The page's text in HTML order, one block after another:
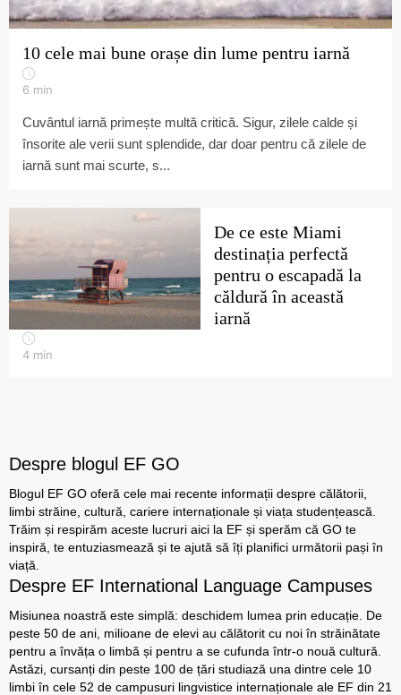
10 cele mai bune orașe din lume pentru iarnă
6 min
Cuvântul iarnă primește multă critică. Sigur, zilele calde și
însorite ale verii sunt splendide, dar doar pentru că zilele de
iarnă sunt mai scurte, s...
De ce este Miami
destinația perfectă
pentru o escapadă la
căldură în această
iarnă
4 min
Despre blogul EF GO
Blogul EF GO oferă cele mai recente informații despre călătorii,
limbi străine, cultură, cariere internaționale și viața studențească.
Trăim și respirăm aceste lucruri aici la EF și sperăm că GO te
inspiră, te entuziasmează și te ajută să îți planifici următorii pași în
viață.
Despre EF International Language Campuses
Misiunea noastră este simplă: deschidem lumea prin educație. De
peste 50 de ani, milioane de elevi au călătorit cu noi în străinătate
pentru a învăța o limbă și pentru a se cufunda într-o nouă cultură.
Astăzi, cursanți din peste 100 de țări studiază una dintre cele 10
limbi în cele 52 de campusuri lingvistice internaționale ale EF din 21